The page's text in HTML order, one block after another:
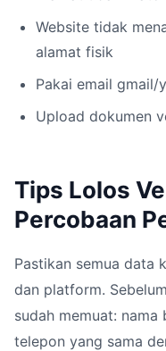
Website tidak
alamat fisik
Pakai email
Upload dokumen
Tips Lolos
Percobaan
Pastikan semua data
dan platform.
sudah memuat:
telepon yang sama